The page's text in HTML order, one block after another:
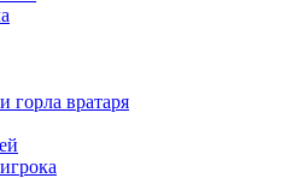
горла вратаря